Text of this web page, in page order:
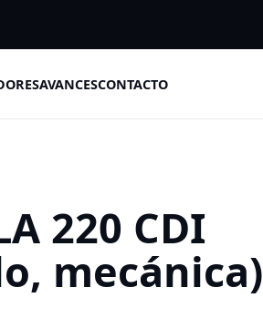
AVANCESCONTACTO
220 CDI
mecánica)